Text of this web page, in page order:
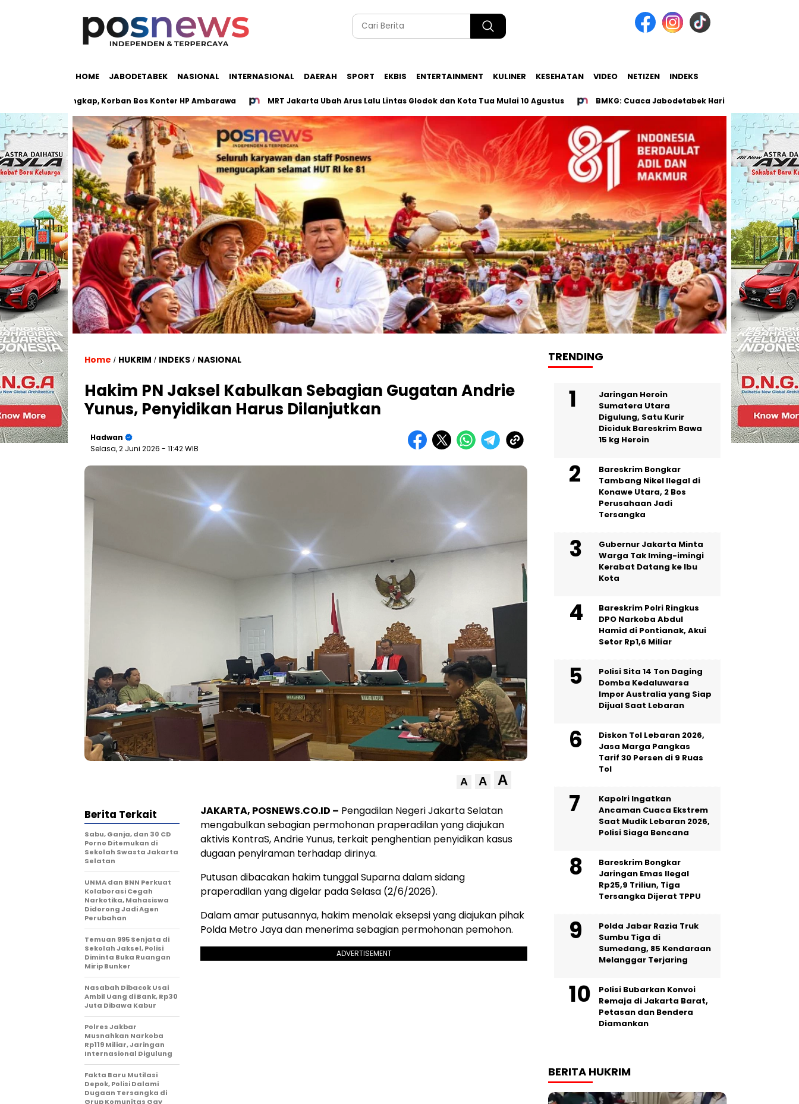
HOME JABODETABEK NASIONAL INTERNASIONAL DAERAH SPORT EKBIS ENTERTAINMENT KULINER KESEHATAN VIDEO NETIZEN INDEKS
Terungkap, Korban Bos Konter HP Ambarawa MRT Jakarta Ubah Arus Lalu Lintas Glodok dan Kota Tua Mulai 10 Agustus BMKG: Cuaca Jabodetabek Hari Ini Didominasi Cerah
Home / HUKRIM / INDEKS / NASIONAL
Hakim PN Jaksel Kabulkan Sebagian Gugatan Andrie
Yunus, Penyidikan Harus Dilanjutkan
Hadwan
Selasa, 2 Juni 2026 - 11:42 WIB
A A A
JAKARTA, POSNEWS.CO.ID – Pengadilan Negeri Jakarta Selatan
mengabulkan sebagian permohonan praperadilan yang diajukan
aktivis KontraS, Andrie Yunus, terkait penghentian penyidikan kasus
dugaan penyiraman terhadap dirinya.
Putusan dibacakan hakim tunggal Suparna dalam sidang
praperadilan yang digelar pada Selasa (2/6/2026).
Dalam amar putusannya, hakim menolak eksepsi yang diajukan pihak
Polda Metro Jaya dan menerima sebagian permohonan pemohon.
ADVERTISEMENT
Berita Terkait
Sabu, Ganja, dan 30 CD
Porno Ditemukan di
Sekolah Swasta Jakarta
Selatan
UNMA dan BNN Perkuat
Kolaborasi Cegah
Narkotika, Mahasiswa
Didorong Jadi Agen
Perubahan
Temuan 995 Senjata di
Sekolah Jaksel, Polisi
Diminta Buka Ruangan
Mirip Bunker
Nasabah Dibacok Usai
Ambil Uang di Bank, Rp30
Juta Dibawa Kabur
Polres Jakbar
Musnahkan Narkoba
Rp119 Miliar, Jaringan
Internasional Digulung
Fakta Baru Mutilasi
Depok, Polisi Dalami
Dugaan Tersangka di
Grup Komunitas Gay
TRENDING
Jaringan Heroin
Sumatera Utara
Digulung, Satu Kurir
Diciduk Bareskrim Bawa
15 kg Heroin
Bareskrim Bongkar
Tambang Nikel Ilegal di
Konawe Utara, 2 Bos
Perusahaan Jadi
Tersangka
Gubernur Jakarta Minta
Warga Tak Iming-imingi
Kerabat Datang ke Ibu
Kota
Bareskrim Polri Ringkus
DPO Narkoba Abdul
Hamid di Pontianak, Akui
Setor Rp1,6 Miliar
Polisi Sita 14 Ton Daging
Domba Kedaluwarsa
Impor Australia yang Siap
Dijual Saat Lebaran
Diskon Tol Lebaran 2026,
Jasa Marga Pangkas
Tarif 30 Persen di 9 Ruas
Tol
Kapolri Ingatkan
Ancaman Cuaca Ekstrem
Saat Mudik Lebaran 2026,
Polisi Siaga Bencana
Bareskrim Bongkar
Jaringan Emas Ilegal
Rp25,9 Triliun, Tiga
Tersangka Dijerat TPPU
Polda Jabar Razia Truk
Sumbu Tiga di
Sumedang, 85 Kendaraan
Melanggar Terjaring
Polisi Bubarkan Konvoi
Remaja di Jakarta Barat,
Petasan dan Bendera
Diamankan
BERITA HUKRIM